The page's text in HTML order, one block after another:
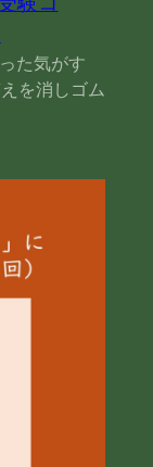
た気がす
を消しゴム